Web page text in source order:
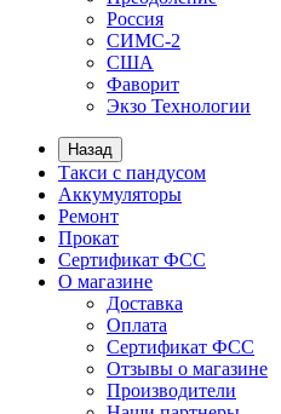
Россия
СИМС-2
США
Фаворит
Экзо Технологии
Назад
Такси с пандусом
Аккумуляторы
Ремонт
Прокат
Сертификат ФСС
О магазине
Доставка
Оплата
Сертификат ФСС
Отзывы о магазине
Производители